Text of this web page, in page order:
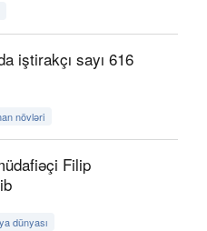
iştirakçı sayı 616
növləri
Filip
dünyası